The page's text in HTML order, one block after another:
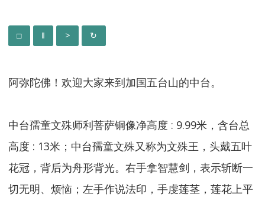
阿弥陀佛！欢迎大家来到加国五台山的中台。
中台孺童文殊师利菩萨铜像净高度 : 9.99米，含台总
高度 : 13米；中台孺童文殊又称为文殊王，头戴五叶
花冠，背后为舟形背光。右手拿智慧剑，表示斩断一
切无明、烦恼；左手作说法印，手虔莲茎，莲花上平